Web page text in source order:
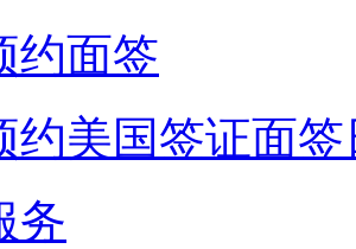
约面签
约美国签证面
务